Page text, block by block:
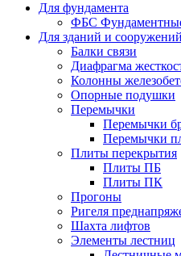
Для фундамента
ФБС
Для зданий и сооружений
Балки связи
Диафрагма
Колонны
Опорные подушки
Перемычки
Перемычки
Перемычки
Плиты перекрытия
Плиты ПБ
Плиты ПК
Прогоны
Ригеля
Шахта лифтов
Элементы лестниц